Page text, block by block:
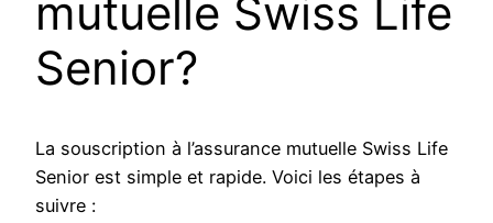
mutuelle Swiss Life
Senior?
La souscription à l’assurance mutuelle Swiss Life
Senior est simple et rapide. Voici les étapes à
suivre :